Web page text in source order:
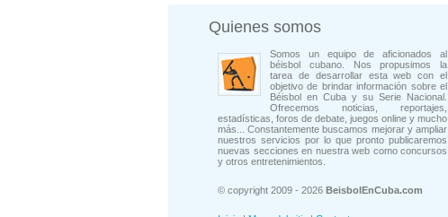
Quienes somos
Somos un equipo de aficionados al
béisbol cubano. Nos propusimos la
tarea de desarrollar esta web con el
objetivo de brindar información sobre el
Béisbol en Cuba y su Serie Nacional.
Ofrecemos noticias, reportajes,
estadísticas, foros de debate, juegos online y mucho
más... Constantemente buscamos mejorar y ampliar
nuestros servicios por lo que pronto publicaremos
nuevas secciones en nuestra web como concursos
y otros entretenimientos.
© copyright 2009 - 2026 BeisbolEnCuba.com